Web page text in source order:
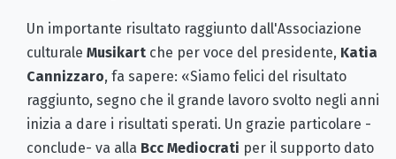
Un importante risultato raggiunto dall'Associazione
culturale Musikart che per voce del presidente, Katia
Cannizzaro, fa sapere: «Siamo felici del risultato
raggiunto, segno che il grande lavoro svolto negli anni
inizia a dare i risultati sperati. Un grazie particolare -
conclude- va alla Bcc Mediocrati per il supporto dato